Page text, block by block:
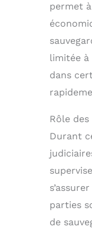
permet
limitée à
dans
Rôle
Durant
parties
de